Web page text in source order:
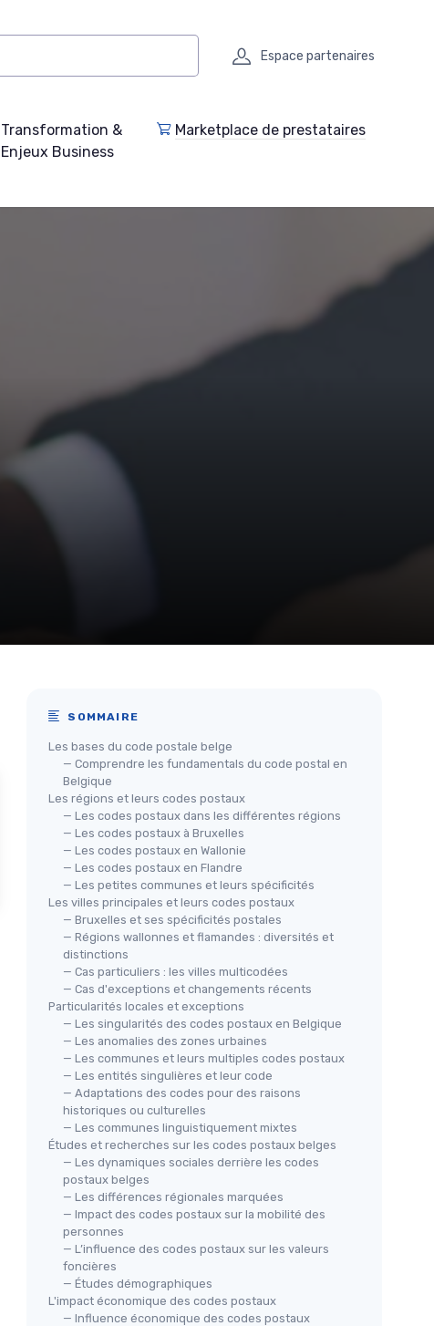
Espace partenaires
Transformation &
Enjeux Business
Marketplace de prestataires
SOMMAIRE
Les bases du code postale belge
— Comprendre les fundamentals du code postal en
Belgique
Les régions et leurs codes postaux
— Les codes postaux dans les différentes régions
— Les codes postaux à Bruxelles
— Les codes postaux en Wallonie
— Les codes postaux en Flandre
— Les petites communes et leurs spécificités
Les villes principales et leurs codes postaux
— Bruxelles et ses spécificités postales
— Régions wallonnes et flamandes : diversités et
distinctions
— Cas particuliers : les villes multicodées
— Cas d'exceptions et changements récents
Particularités locales et exceptions
— Les singularités des codes postaux en Belgique
— Les anomalies des zones urbaines
— Les communes et leurs multiples codes postaux
— Les entités singulières et leur code
— Adaptations des codes pour des raisons
historiques ou culturelles
— Les communes linguistiquement mixtes
Études et recherches sur les codes postaux belges
— Les dynamiques sociales derrière les codes
postaux belges
— Les différences régionales marquées
— Impact des codes postaux sur la mobilité des
personnes
— L’influence des codes postaux sur les valeurs
foncières
— Études démographiques
L'impact économique des codes postaux
— Influence économique des codes postaux